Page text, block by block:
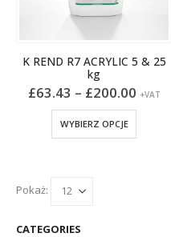
K REND R7 ACRYLIC 5 & 25
kg
£63.43 – £200.00Zakres
do
+VAT
WYBIERZ OPCJE
produkt
Pokaż:
CATEGORIES